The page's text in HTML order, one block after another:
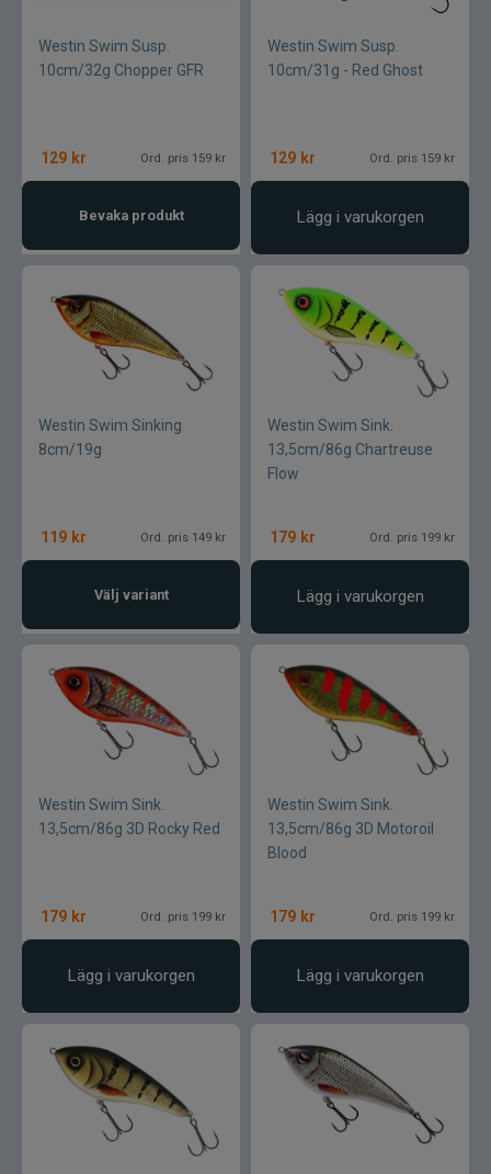
Westin Swim Susp.
10cm/32g Chopper GFR
129 kr Ord. pris 159 kr
Bevaka produkt
Westin Swim Susp.
10cm/31g - Red Ghost
129 kr Ord. pris 159 kr
Lägg i varukorgen
Westin Swim Sinking
8cm/19g
119 kr Ord. pris 149 kr
Välj variant
Westin Swim Sink.
13,5cm/86g Chartreuse
Flow
179 kr Ord. pris 199 kr
Lägg i varukorgen
Westin Swim Sink.
13,5cm/86g 3D Rocky Red
179 kr Ord. pris 199 kr
Lägg i varukorgen
Westin Swim Sink.
13,5cm/86g 3D Motoroil
Blood
179 kr Ord. pris 199 kr
Lägg i varukorgen